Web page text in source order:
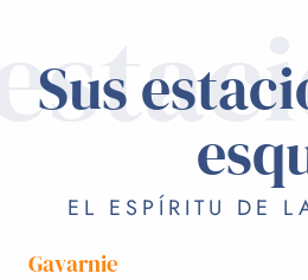
Sus
EL ESPÍRITU DE
Gavarnie